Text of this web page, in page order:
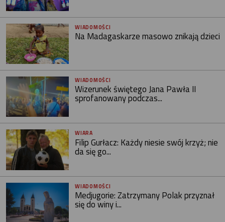
WIADOMOŚCI
Na Madagaskarze masowo znikają dzieci
WIADOMOŚCI
Wizerunek świętego Jana Pawła II
sprofanowany podczas...
WIARA
Filip Gurłacz: Każdy niesie swój krzyż; nie
da się go...
WIADOMOŚCI
Medjugorie: Zatrzymany Polak przyznał
się do winy i...